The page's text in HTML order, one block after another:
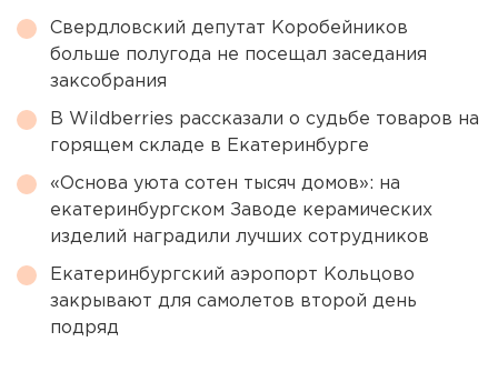
Свердловский депутат Коробейников
больше полугода не посещал заседания
заксобрания
В Wildberries рассказали о судьбе товаров на
горящем складе в Екатеринбурге
«Основа уюта сотен тысяч домов»: на
екатеринбургском Заводе керамических
изделий наградили лучших сотрудников
Екатеринбургский аэропорт Кольцово
закрывают для самолетов второй день
подряд